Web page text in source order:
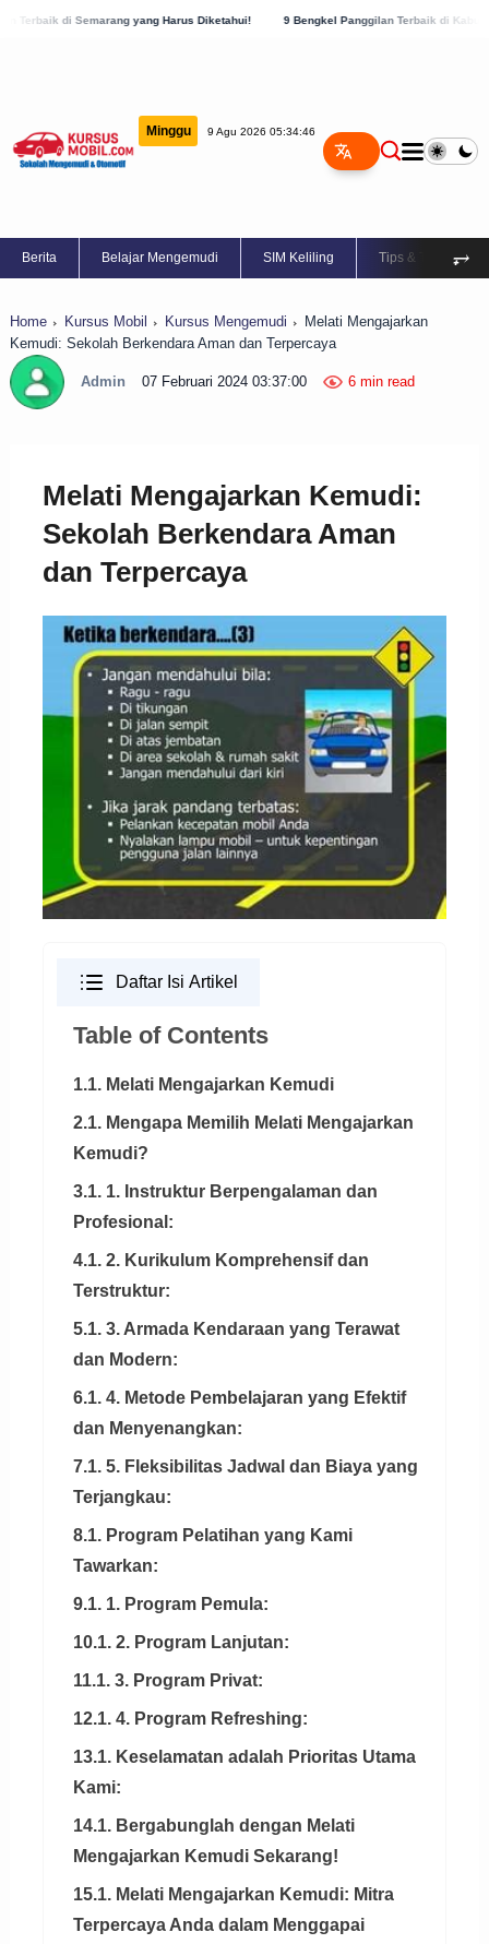
yang Harus Diketahui! 9 Bengkel Panggilan Terbaik di Kabupaten Semarang, Cek
Minggu 9 Agu 2026 05:34:47
Berita Belajar Mengemudi SIM Keliling Tips & Trik ⥅
Home Kursus Mobil Kursus Mengemudi
Melati Mengajarkan
Kemudi: Sekolah Berkendara Aman dan Terpercaya
Admin 07 Februari 2024 03:37:00 6 min read
Melati Mengajarkan Kemudi:
Sekolah Berkendara Aman
dan Terpercaya
Daftar Isi Artikel
Table of Contents
1.1. Melati Mengajarkan Kemudi
2.1. Mengapa Memilih Melati Mengajarkan
Kemudi?
3.1. 1. Instruktur Berpengalaman dan
Profesional:
4.1. 2. Kurikulum Komprehensif dan
Terstruktur:
5.1. 3. Armada Kendaraan yang Terawat
dan Modern:
6.1. 4. Metode Pembelajaran yang Efektif
dan Menyenangkan:
7.1. 5. Fleksibilitas Jadwal dan Biaya yang
Terjangkau:
8.1. Program Pelatihan yang Kami
Tawarkan:
9.1. 1. Program Pemula:
10.1. 2. Program Lanjutan:
11.1. 3. Program Privat:
12.1. 4. Program Refreshing:
13.1. Keselamatan adalah Prioritas Utama
Kami:
14.1. Bergabunglah dengan Melati
Mengajarkan Kemudi Sekarang!
15.1. Melati Mengajarkan Kemudi: Mitra
Terpercaya Anda dalam Menggapai